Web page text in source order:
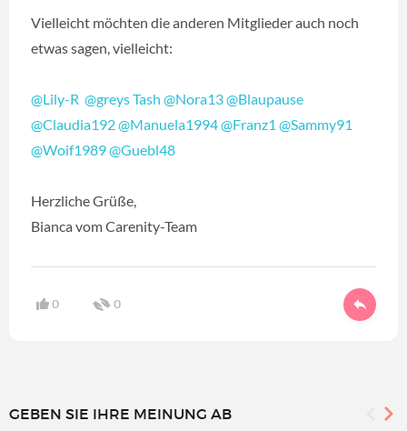
Vielleicht möchten die anderen Mitglieder auch noch
etwas sagen, vielleicht:
@Lily-R @greys Tash @Nora13@Blaupause
@Claudia192@Manuela1994@Franz1 @Sammy91
@Woif1989@Guebl48
Herzliche Grüße,
Bianca vom Carenity-Team
0 0
GEBEN SIE IHRE MEINUNG AB